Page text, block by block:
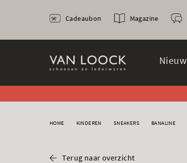
Nieuw
Cadeaubon Magazine
HOME KINDEREN SNEAKERS BANALINE
Terug naar overzicht